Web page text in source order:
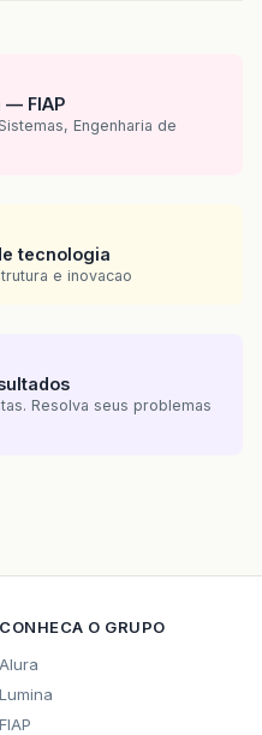
— FIAP
Engenharia de
tecnologia
e inovacao
Resolva seus problemas
CONHECA O GRUPO
Alura
Lumina
FIAP